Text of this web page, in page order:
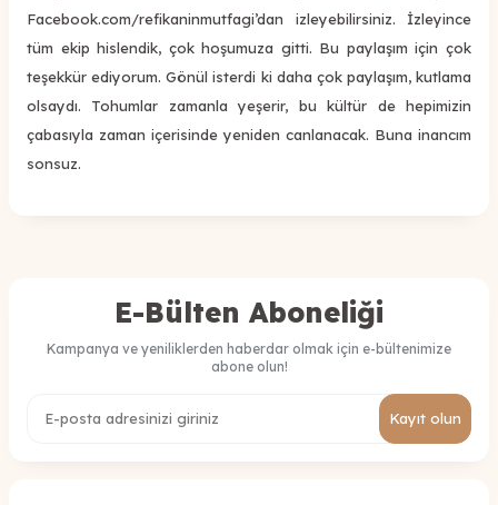
Facebook.com/refikaninmutfagi’dan izleyebilirsiniz. İzleyince
tüm ekip hislendik, çok hoşumuza gitti. Bu paylaşım için çok
teşekkür ediyorum. Gönül isterdi ki daha çok paylaşım, kutlama
olsaydı. Tohumlar zamanla yeşerir, bu kültür de hepimizin
çabasıyla zaman içerisinde yeniden canlanacak. Buna inancım
sonsuz.
E-Bülten Aboneliği
Kampanya ve yeniliklerden haberdar olmak için e-bültenimize
abone olun!
Kayıt olun